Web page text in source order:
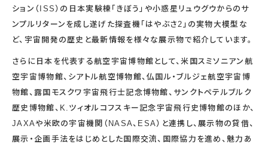
ション（ISS）の日本実験棟「きぼう」や小惑星リュウグウからのサ
ンプルリターンを成し遂げた探査機「はやぶさ2」の実物大模型な
ど、宇宙開発の歴史と最新情報を様々な展示物で紹介しています。
さらに日本を代表する航空宇宙博物館として、米国スミソニアン航
空宇宙博物館、シアトル航空博物館、仏国ル・ブルジェ航空宇宙博
物館、露国モスクワ宇宙飛行士記念博物館、サンクトペテルブルク
歴史博物館、K.ツィオルコフスキー記念宇宙飛行史博物館のほか、
JAXAや米欧の宇宙機関（NASA、ESA）と連携し、展示物の貸借、
展示・企画手法をはじめとした国際交流、国際協力を進め、魅力あ